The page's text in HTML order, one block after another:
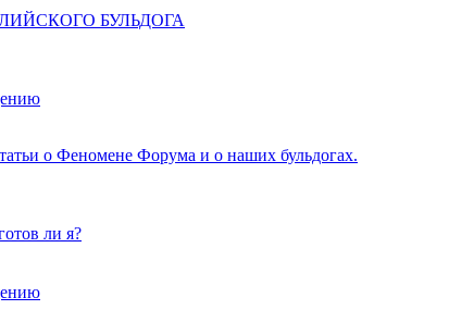
БУЛЬДОГА
о Феномене Форума и о наших бульдогах.
ли я?